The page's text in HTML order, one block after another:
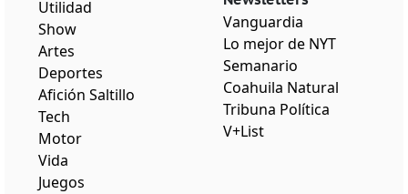
Utilidad
Show
Artes
Deportes
Afición Saltillo
Tech
Motor
Vida
Juegos
Vanguardia
Lo mejor de NYT
Semanario
Coahuila Natural
Tribuna Política
V+List